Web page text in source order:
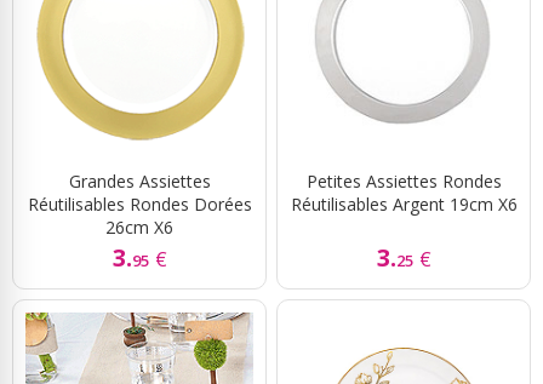
Grandes Assiettes
Réutilisables Rondes Dorées
26cm X6
3.95 €
Petites Assiettes Rondes
Réutilisables Argent 19cm X6
3.25 €